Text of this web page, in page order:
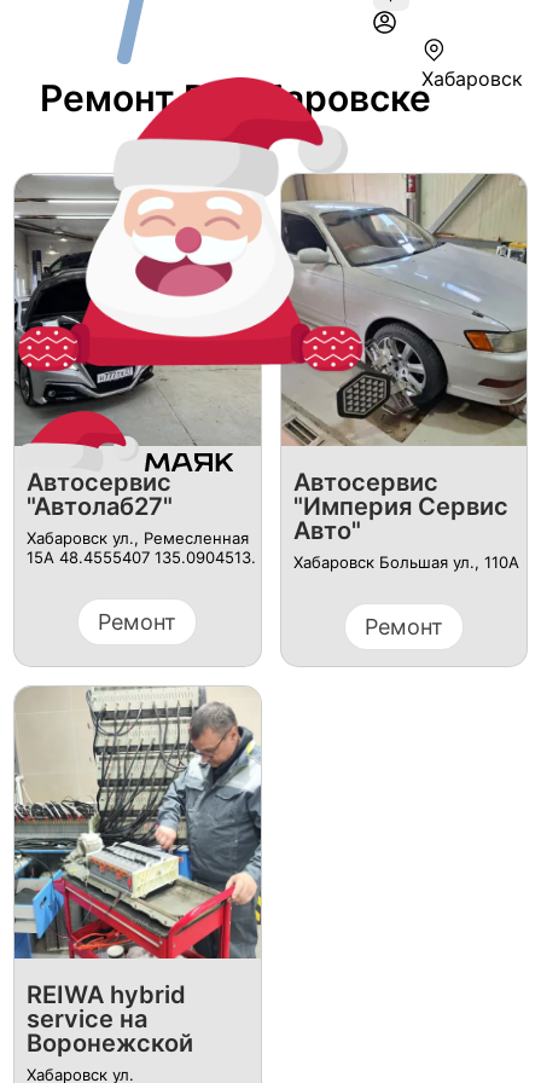
Хабаровск
Ремонт В Хабаровске
Автосервис
"Автолаб27"
Хабаровск ул., Ремесленная
15А 48.4555407 135.0904513.
Ремонт
Автосервис
"Империя Сервис
Авто"
Хабаровск Большая ул., 110А
Ремонт
REIWA hybrid
service на
Воронежской
Хабаровск ул.